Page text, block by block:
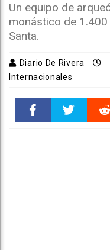
Un equipo de
monástico de
Santa.
Diario De Rivera
Internacionales